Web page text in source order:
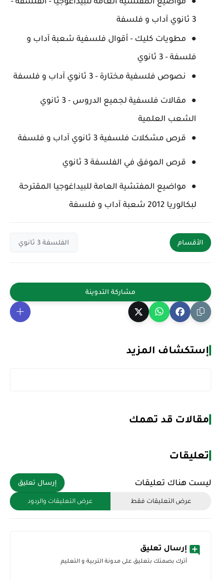
3 ثانوي آداب و فلسفة
مطويات كليك - أقوال فلسفية شعبة آداب و
فلسفة - 3 ثانوي
نصوص فلسفية مختارة - 3 ثانوي آداب و فلسفة
مقالات فلسفية لجميع الدروس - 3 ثانوي
الشعب العلمية
قرص مشكلات فلسفية 3 ثانوي آداب و فلسفة
قرص الموفق في الفلسفة 3 ثانوي
مواضيع المفتشية العامة للبيداغوجيا المقترحة
لبكالوريا 2012 شعبة آداب و فلسفة
الأقسام الفلسفة 3 ثانوي
إستكشاف المزيد
مقالات قد تهمك
تعليقات
ليست هناك تعليقات إرسال تعليق
عرض التعليقات فقط عرض التعليقات والردود
إرسال تعليق
أترك بصمتك بتعليق على مدونة التربية و التعليم